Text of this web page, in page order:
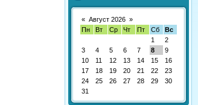
« Август 2026 »
Пн
Вт Ср Чт Пт Сб
Вс
1
2
3
4 5 6 7 8
9
10
11 12 13 14 15
16
17
18 19 20 21 22
23
24
25 26 27 28 29
30
31